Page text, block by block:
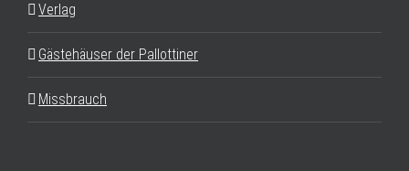
Verlag
Gästehäuser der Pallottiner
Missbrauch